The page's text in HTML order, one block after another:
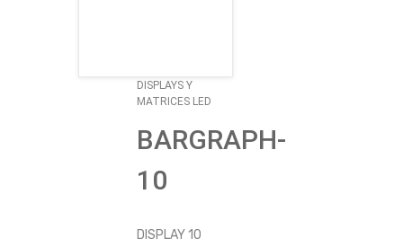
DISPLAYS Y
MATRICES LED
BARGRAPH-
10
DISPLAY 10